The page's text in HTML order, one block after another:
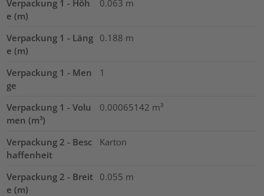
Verpackung 1 - Höh
e (m)
0.063 m
Verpackung 1 - Läng
e (m)
0.188 m
Verpackung 1 - Men
ge
1
Verpackung 1 - Volu
men (m³)
0.00065142 m³
Verpackung 2 - Besc
haffenheit
Karton
Verpackung 2 - Breit
e (m)
0.055 m